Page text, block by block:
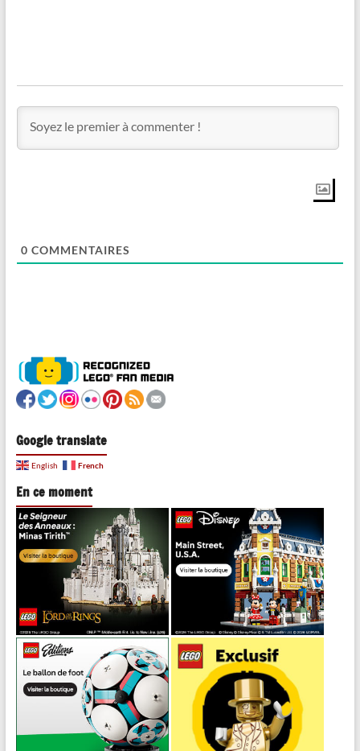
0 COMMENTAIRES
Google translate
English French
En ce moment